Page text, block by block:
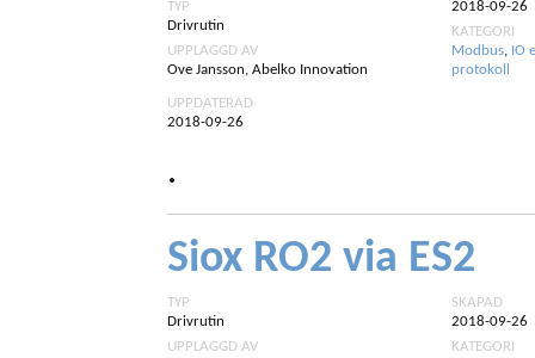
TYP
Drivrutin
UPPLAGGD AV
Ove Jansson, Abelko Innovation
2018-09-26
KATEGORI
Modbus, IO
protokoll
UPPDATERAD
2018-09-26
.
Siox RO2 via ES2
TYP
Drivrutin
UPPLAGGD AV
SKAPAD
2018-09-26
KATEGORI